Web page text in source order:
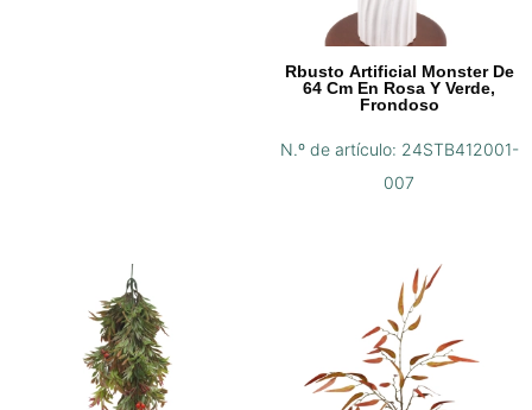
Rbusto Artificial Monster De
64 Cm En Rosa Y Verde,
Frondoso
N.º de artículo: 24STB412001-
007